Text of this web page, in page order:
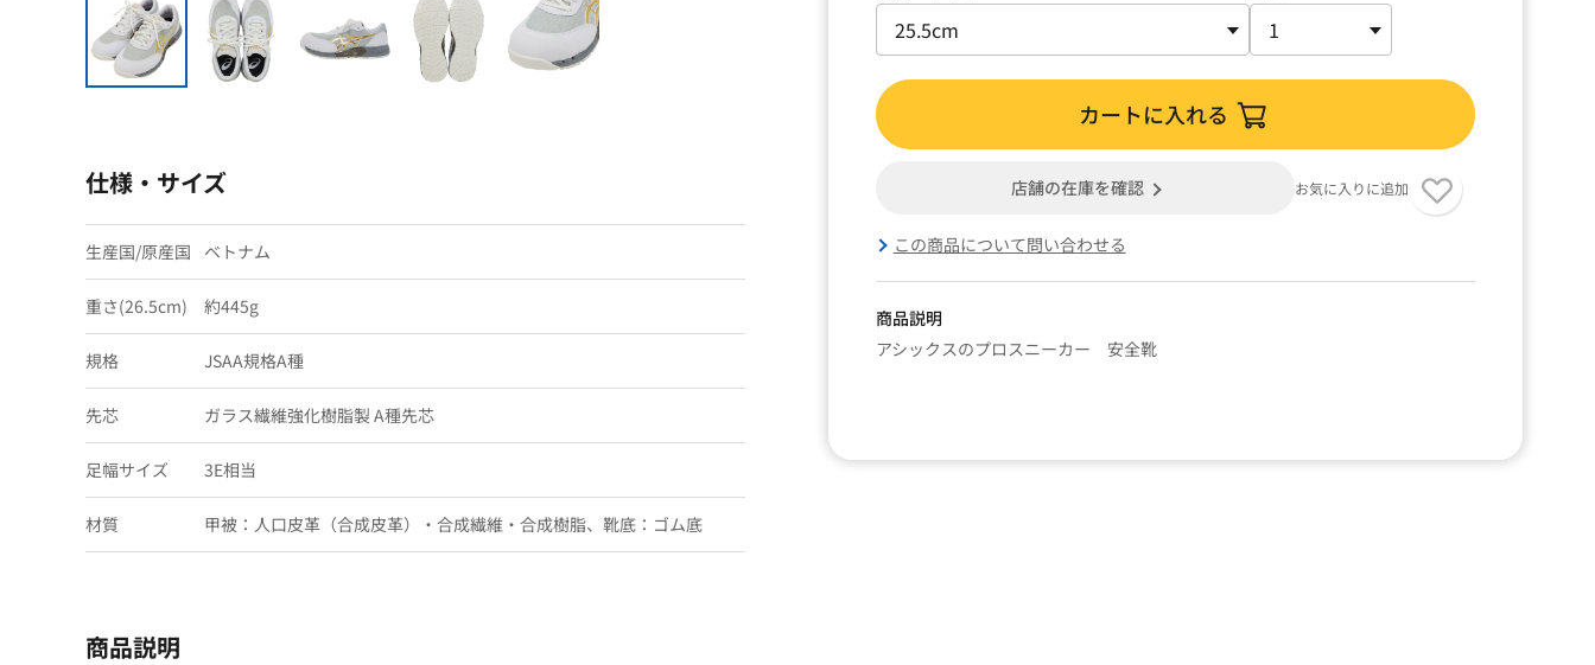
カートに入れる
店舗の在庫を確認 お気に入りに追加
この商品について問い合わせる
商品説明
アシックスのプロスニーカー 安全靴
仕様・サイズ
生産国/原産国 ベトナム
重さ(26.5cm) 約445g
規格 JSAA規格A種
先芯 ガラス繊維強化樹脂製 A種先芯
足幅サイズ 3E相当
材質 甲被：人口皮革（合成皮革）・合成繊維・合成樹脂、靴底：ゴム底
商品説明